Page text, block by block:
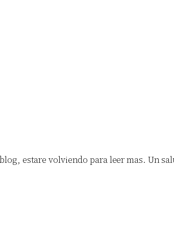
estare volviendo para leer mas. Un